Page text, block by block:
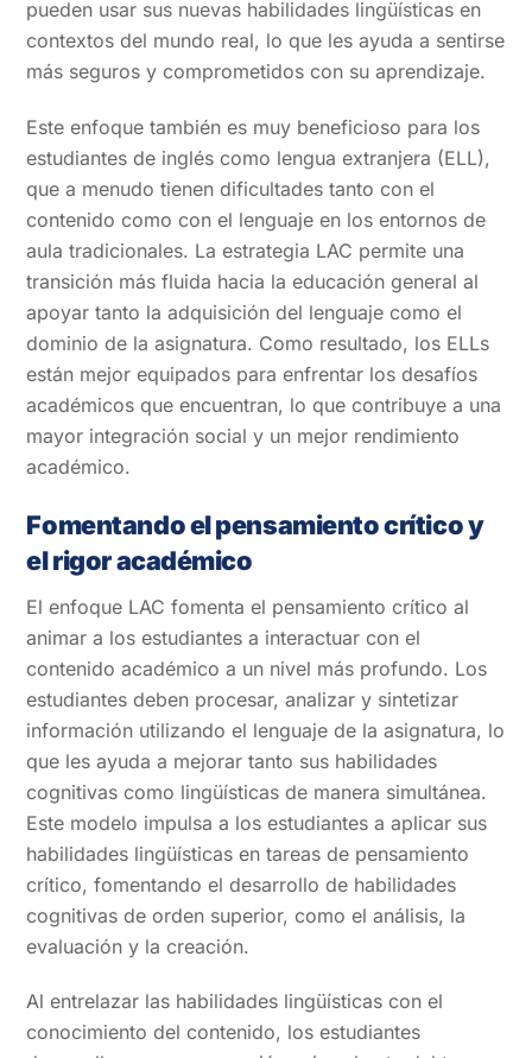
pueden usar sus nuevas habilidades lingüísticas en
contextos del mundo real, lo que les ayuda a sentirse
más seguros y comprometidos con su aprendizaje.
Este enfoque también es muy beneficioso para los
estudiantes de inglés como lengua extranjera (ELL),
que a menudo tienen dificultades tanto con el
contenido como con el lenguaje en los entornos de
aula tradicionales. La estrategia LAC permite una
transición más fluida hacia la educación general al
apoyar tanto la adquisición del lenguaje como el
dominio de la asignatura. Como resultado, los ELLs
están mejor equipados para enfrentar los desafíos
académicos que encuentran, lo que contribuye a una
mayor integración social y un mejor rendimiento
académico.
Fomentando el pensamiento crítico y
el rigor académico
El enfoque LAC fomenta el pensamiento crítico al
animar a los estudiantes a interactuar con el
contenido académico a un nivel más profundo. Los
estudiantes deben procesar, analizar y sintetizar
información utilizando el lenguaje de la asignatura, lo
que les ayuda a mejorar tanto sus habilidades
cognitivas como lingüísticas de manera simultánea.
Este modelo impulsa a los estudiantes a aplicar sus
habilidades lingüísticas en tareas de pensamiento
crítico, fomentando el desarrollo de habilidades
cognitivas de orden superior, como el análisis, la
evaluación y la creación.
Al entrelazar las habilidades lingüísticas con el
conocimiento del contenido, los estudiantes